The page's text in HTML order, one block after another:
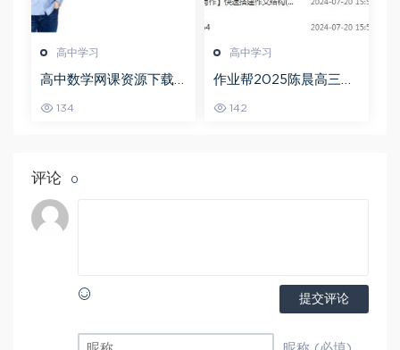
高中学习
高中数学网课资源下载
数学秋季班
134
高中学习
作业帮2025陈晨高三语
班
142
评论 0
提交评论